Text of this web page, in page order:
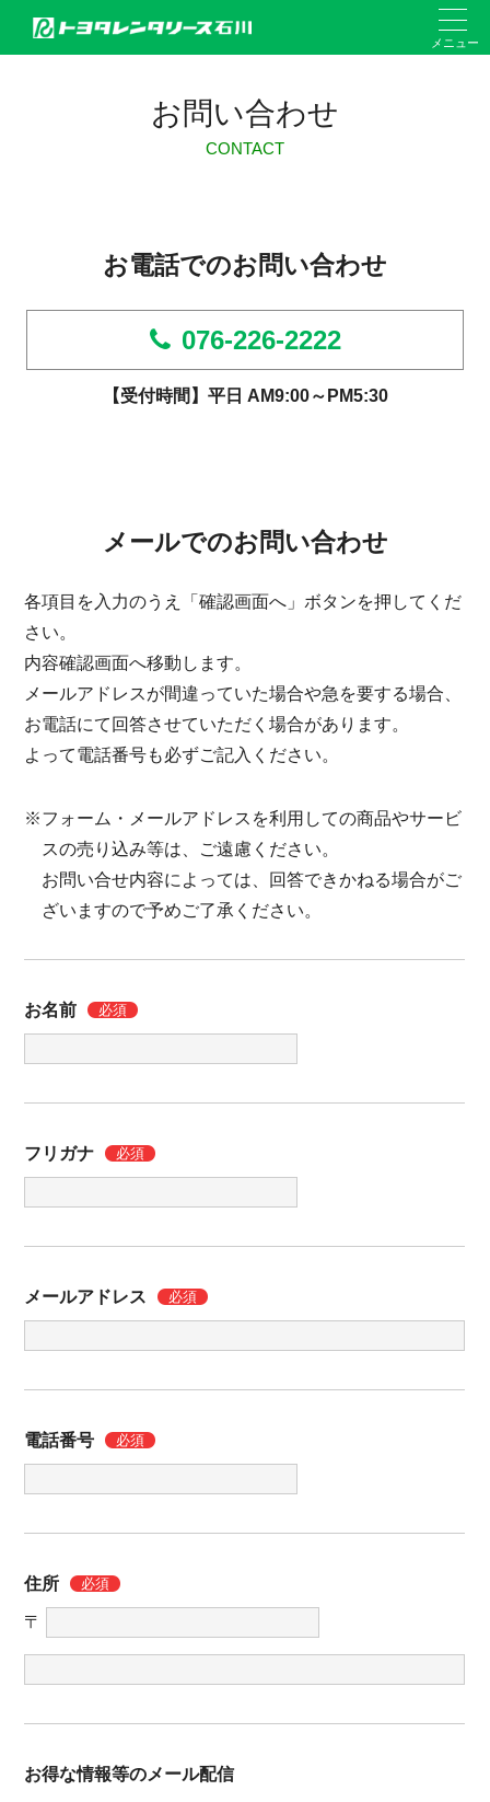
メニュー
お問い合わせ
CONTACT
お電話でのお問い合わせ
076-226-2222
【受付時間】平日 AM9:00～PM5:30
メールでのお問い合わせ
各項目を入力のうえ「確認画面へ」ボタンを押してくだ
さい。
内容確認画面へ移動します。
メールアドレスが間違っていた場合や急を要する場合、
お電話にて回答させていただく場合があります。
よって電話番号も必ずご記入ください。
※フォーム・メールアドレスを利用しての商品やサービ
スの売り込み等は、ご遠慮ください。
お問い合せ内容によっては、回答できかねる場合がご
ざいますので予めご了承ください。
お名前 必須
フリガナ 必須
メールアドレス 必須
電話番号 必須
住所 必須
〒
お得な情報等のメール配信